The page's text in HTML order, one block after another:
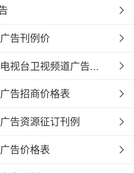
告刊例价
视台卫视频道广告...
告招商价格表
告资源征订刊例
告价格表